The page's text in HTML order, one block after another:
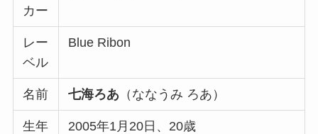
カー
レー
ベル
Blue Ribon
名前 七海ろあ （ななうみ ろあ）
生年
2005年1月20日、20歳